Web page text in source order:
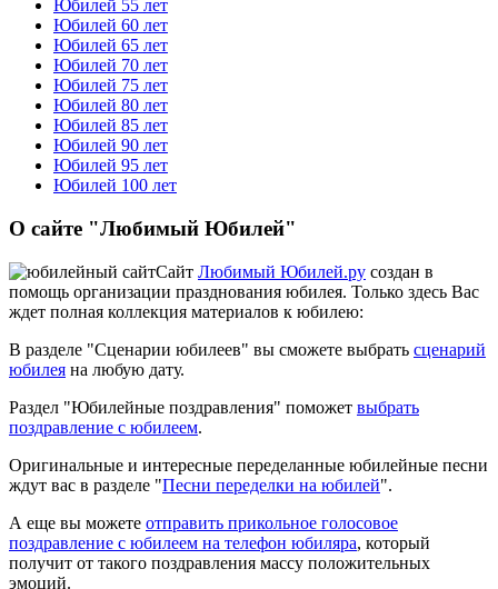
Юбилей 55 лет
Юбилей 60 лет
Юбилей 65 лет
Юбилей 70 лет
Юбилей 75 лет
Юбилей 80 лет
Юбилей 85 лет
Юбилей 90 лет
Юбилей 95 лет
Юбилей 100 лет
О сайте "Любимый Юбилей"
Сайт Любимый Юбилей.ру создан в
помощь организации празднования юбилея. Только здесь Вас
ждет полная коллекция материалов к юбилею:
В разделе "Сценарии юбилеев" вы сможете выбрать сценарий
юбилея на любую дату.
Раздел "Юбилейные поздравления" поможет выбрать
поздравление с юбилеем.
Оригинальные и интересные переделанные юбилейные песни
ждут вас в разделе "Песни переделки на юбилей".
А еще вы можете отправить прикольное голосовое
поздравление с юбилеем на телефон юбиляра, который
получит от такого поздравления массу положительных
эмоций.